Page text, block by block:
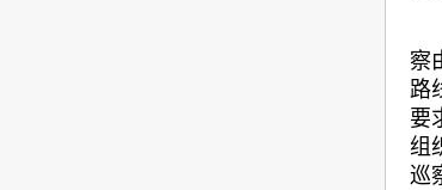
察
路
要
组
巡